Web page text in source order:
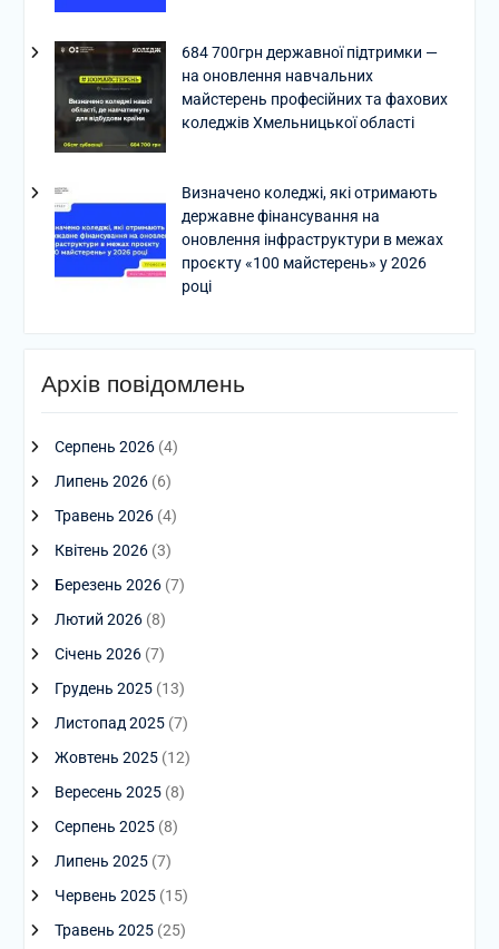
684 700грн державної підтримки —
на оновлення навчальних
майстерень професійних та фахових
коледжів Хмельницької області
Визначено коледжі, які отримають
державне фінансування на
оновлення інфраструктури в межах
проєкту «100 майстерень» у 2026
році
Архів повідомлень
Серпень 2026(4)
Липень 2026(6)
Травень 2026(4)
Квітень 2026(3)
Березень 2026(7)
Лютий 2026(8)
Січень 2026(7)
Грудень 2025(13)
Листопад 2025(7)
Жовтень 2025(12)
Вересень 2025(8)
Серпень 2025(8)
Липень 2025(7)
Червень 2025(15)
Травень 2025(25)